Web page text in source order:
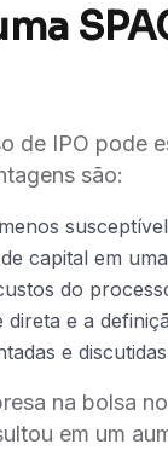
de IPO pode
são:
capital em
do
direta e a
e
na bolsa
em um